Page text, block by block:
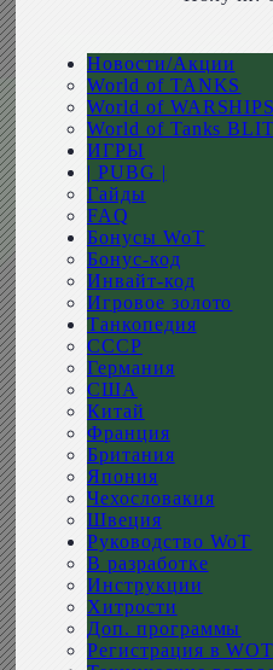
Новости/Акции
World of TANKS
World of WARSHIPS
World of Tanks
ИГРЫ
| PUBG |
Гайды
FAQ
Бонусы WoT
Бонус-код
Инвайт-код
Игровое золото
Танкопедия
СССР
Германия
США
Китай
Франция
Британия
Япония
Чехословакия
Швеция
Руководство WoT
В разработке
Инструкции
Хитрости
Доп. программы
Регистрация в WOT